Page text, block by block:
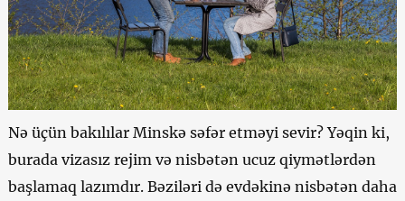
Nə üçün bakılılar Minskə səfər etməyi sevir? Yəqin ki,
burada vizasız rejim və nisbətən ucuz qiymətlərdən
başlamaq lazımdır. Bəziləri də evdəkinə nisbətən daha